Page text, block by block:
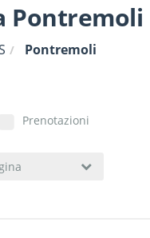
Pontremoli
Pontremoli
Prenotazioni